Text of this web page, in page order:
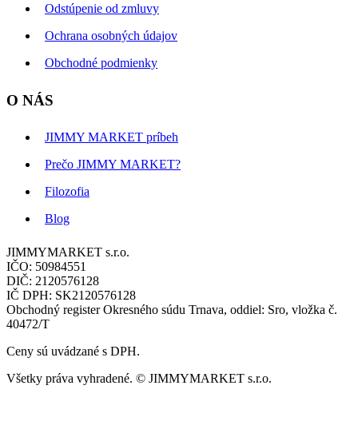
Odstúpenie od zmluvy
Ochrana osobných údajov
Obchodné podmienky
O NÁS
JIMMY MARKET príbeh
Prečo JIMMY MARKET?
Filozofia
Blog
JIMMYMARKET s.r.o.
IČO: 50984551
DIČ: 2120576128
IČ DPH: SK2120576128
Obchodný register Okresného súdu Trnava, oddiel: Sro, vložka č.
40472/T
Ceny sú uvádzané s DPH.
Všetky práva vyhradené. © JIMMYMARKET s.r.o.